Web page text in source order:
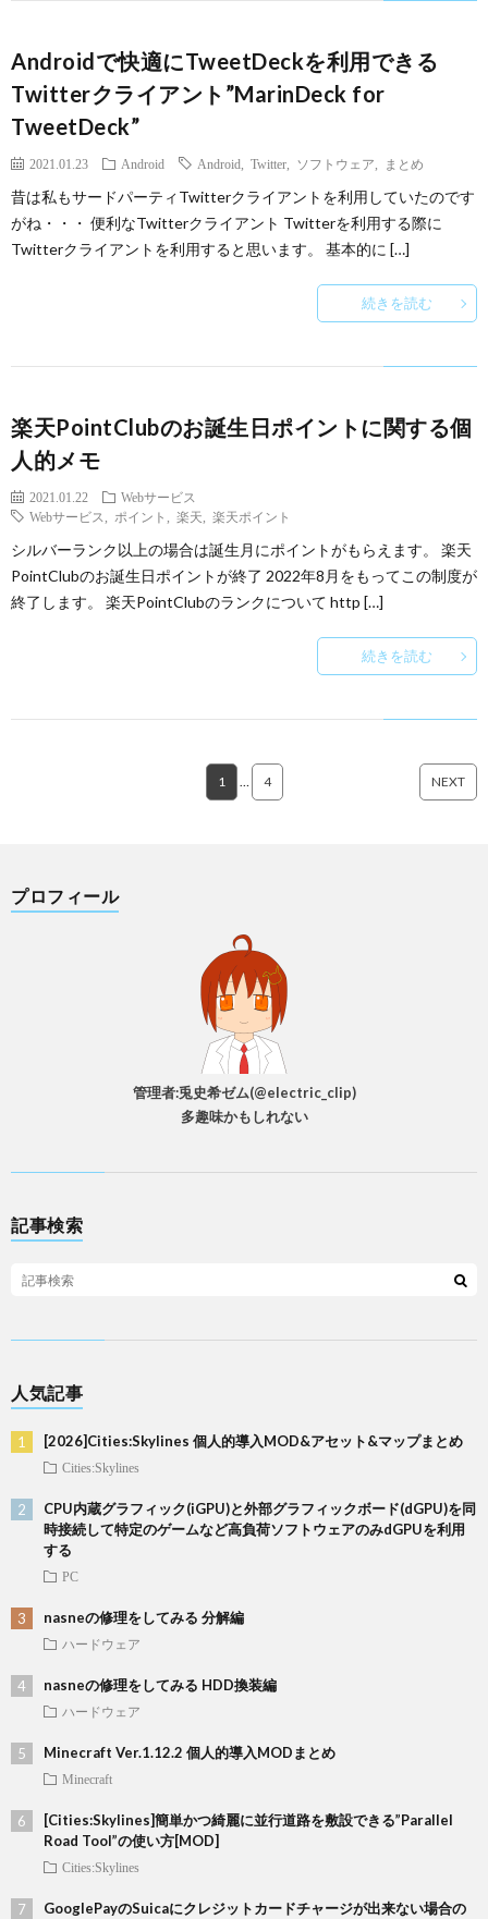
Androidで快適にTweetDeckを利用できる
Twitterクライアント”MarinDeck for
TweetDeck”
2021.01.23 Android Android Twitter ソフトウェア まとめ
昔は私もサードパーティTwitterクライアントを利用していたのです
がね・・・ 便利なTwitterクライアント Twitterを利用する際に
Twitterクライアントを利用すると思います。 基本的に […]
続きを読む
楽天PointClubのお誕生日ポイントに関する個
人的メモ
2021.01.22
Webサービス
Webサービス
ポイント 楽天 楽天ポイント
シルバーランク以上の場合は誕生月にポイントがもらえます。 楽天
PointClubのお誕生日ポイントが終了 2022年8月をもってこの制度が
終了します。 楽天PointClubのランクについて http […]
続きを読む
1 … 4 NEXT
プロフィール
管理者:兎史希ゼム(@electric_clip)
多趣味かもしれない
記事検索
人気記事
[2026]Cities:Skylines 個人的導入MOD&アセット&マップまとめ
Cities:Skylines
CPU内蔵グラフィック(iGPU)と外部グラフィックボード(dGPU)を同
時接続して特定のゲームなど高負荷ソフトウェアのみdGPUを利用
する
PC
nasneの修理をしてみる 分解編
ハードウェア
nasneの修理をしてみる HDD換装編
ハードウェア
Minecraft Ver.1.12.2 個人的導入MODまとめ
Minecraft
[Cities:Skylines]簡単かつ綺麗に並行道路を敷設できる”Parallel
Road Tool”の使い方[MOD]
Cities:Skylines
GooglePayのSuicaにクレジットカードチャージが出来ない場合の